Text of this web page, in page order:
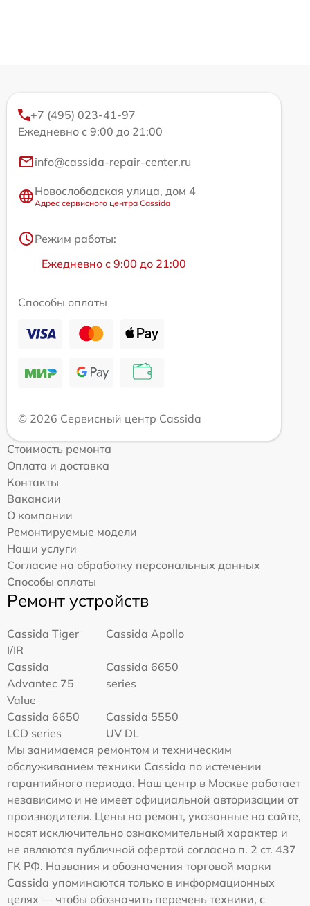
+7 (495) 023-41-97
Ежедневно с 9:00 до 21:00
info@cassida-repair-center.ru
Новослободская улица, дом 4
Адрес сервисного центра Cassida
Режим работы:
Ежедневно с 9:00 до 21:00
Способы оплаты
© 2026 Сервисный центр Cassida
Стоимость ремонта
Оплата и доставка
Контакты
Вакансии
О компании
Ремонтируемые модели
Наши услуги
Согласие на обработку персональных данных
Способы оплаты
Ремонт устройств
Cassida Tiger
I/IR
Cassida Apollo
Cassida
Advantec 75
Value
Cassida 6650
series
Cassida 6650
LCD series
Cassida 5550
UV DL
Мы занимаемся ремонтом и техническим
обслуживанием техники Cassida по истечении
гарантийного периода. Наш центр в Москве работает
независимо и не имеет официальной авторизации от
производителя. Цены на ремонт, указанные на сайте,
носят исключительно ознакомительный характер и
не являются публичной офертой согласно п. 2 ст. 437
ГК РФ. Названия и обозначения торговой марки
Cassida упоминаются только в информационных
целях — чтобы обозначить перечень техники, с